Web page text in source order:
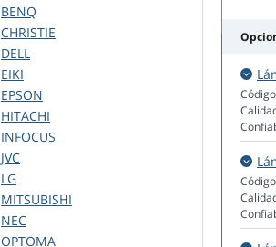
BENQ
CHRISTIE
DELL
EIKI
EPSON
HITACHI
INFOCUS
JVC
LG
MITSUBISHI
NEC
OPTOMA